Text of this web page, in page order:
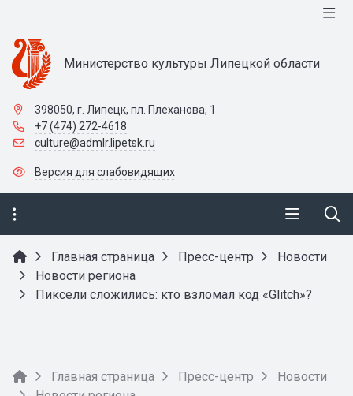
Министерство культуры Липецкой области
398050, г. Липецк, пл. Плеханова, 1
+7 (474) 272-4618
culture@admlr.lipetsk.ru
Версия для слабовидящих
Главная страница Пресс-центр
Новости
Новости региона
Пиксели сложились: кто взломал код «Glitch»?
Главная страница Пресс-центр
Новости